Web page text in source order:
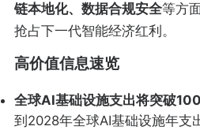
链本地化、数据合规安全等方
抢占下一代智能经济红利。
高价值信息速览
全球AI基础设施支出将突破
到2028年全球AI基础设施年支